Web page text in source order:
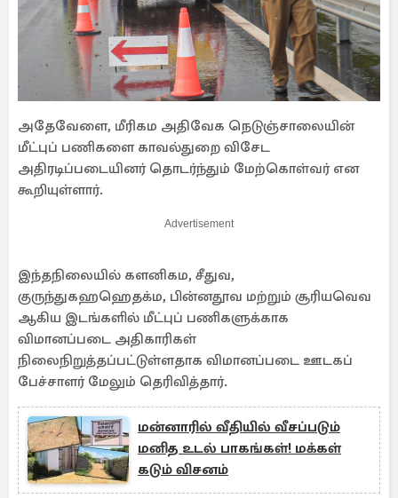
அதேவேளை, மீரிகம அதிவேக நெடுஞ்சாலையின்
மீட்புப் பணிகளை காவல்துறை விசேட
அதிரடிப்படையினர் தொடர்ந்தும் மேற்கொள்வர் என
கூறியுள்ளார்.
Advertisement
இந்தநிலையில் களனிகம, சீதுவ,
குருந்துகஹஹெதக்ம, பின்னதூவ மற்றும் சூரியவெவ
ஆகிய இடங்களில் மீட்புப் பணிகளுக்காக
விமானப்படை அதிகாரிகள்
நிலைநிறுத்தப்பட்டுள்ளதாக விமானப்படை ஊடகப்
பேச்சாளர் மேலும் தெரிவித்தார்.
மன்னாரில் வீதியில் வீசப்படும்
மனித உடல் பாகங்கள்! மக்கள்
கடும் விசனம்